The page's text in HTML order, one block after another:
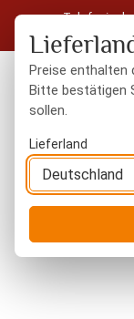
Zum Hauptinhalt
Kostenloser
Preise enthalten
Bitte bestätigen
sollen.
Lieferland